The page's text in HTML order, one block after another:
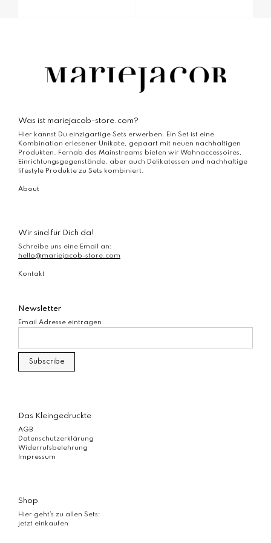
auf.
gewählt
werden
Was ist mariejacob-store.com?
Hier kannst Du einzigartige Sets erwerben. Ein Set ist eine
Kombination erlesener Unikate, gepaart mit neuen nachhaltigen
Produkten. Fernab des Mainstreams bieten wir Wohnaccessoires,
Einrichtungsgegenstände, aber auch Delikatessen und nachhaltige
lifestyle Produkte zu Sets kombiniert.
About
Wir sind für Dich da!
Schreibe uns eine Email an:
hello@mariejacob-store.com
Kontakt
Newsletter
Email Adresse eintragen
Das Kleingedruckte
AGB
Datenschutzerklärung
Widerrufsbelehrung
Impressum
Shop
Hier geht’s zu allen Sets:
jetzt einkaufen